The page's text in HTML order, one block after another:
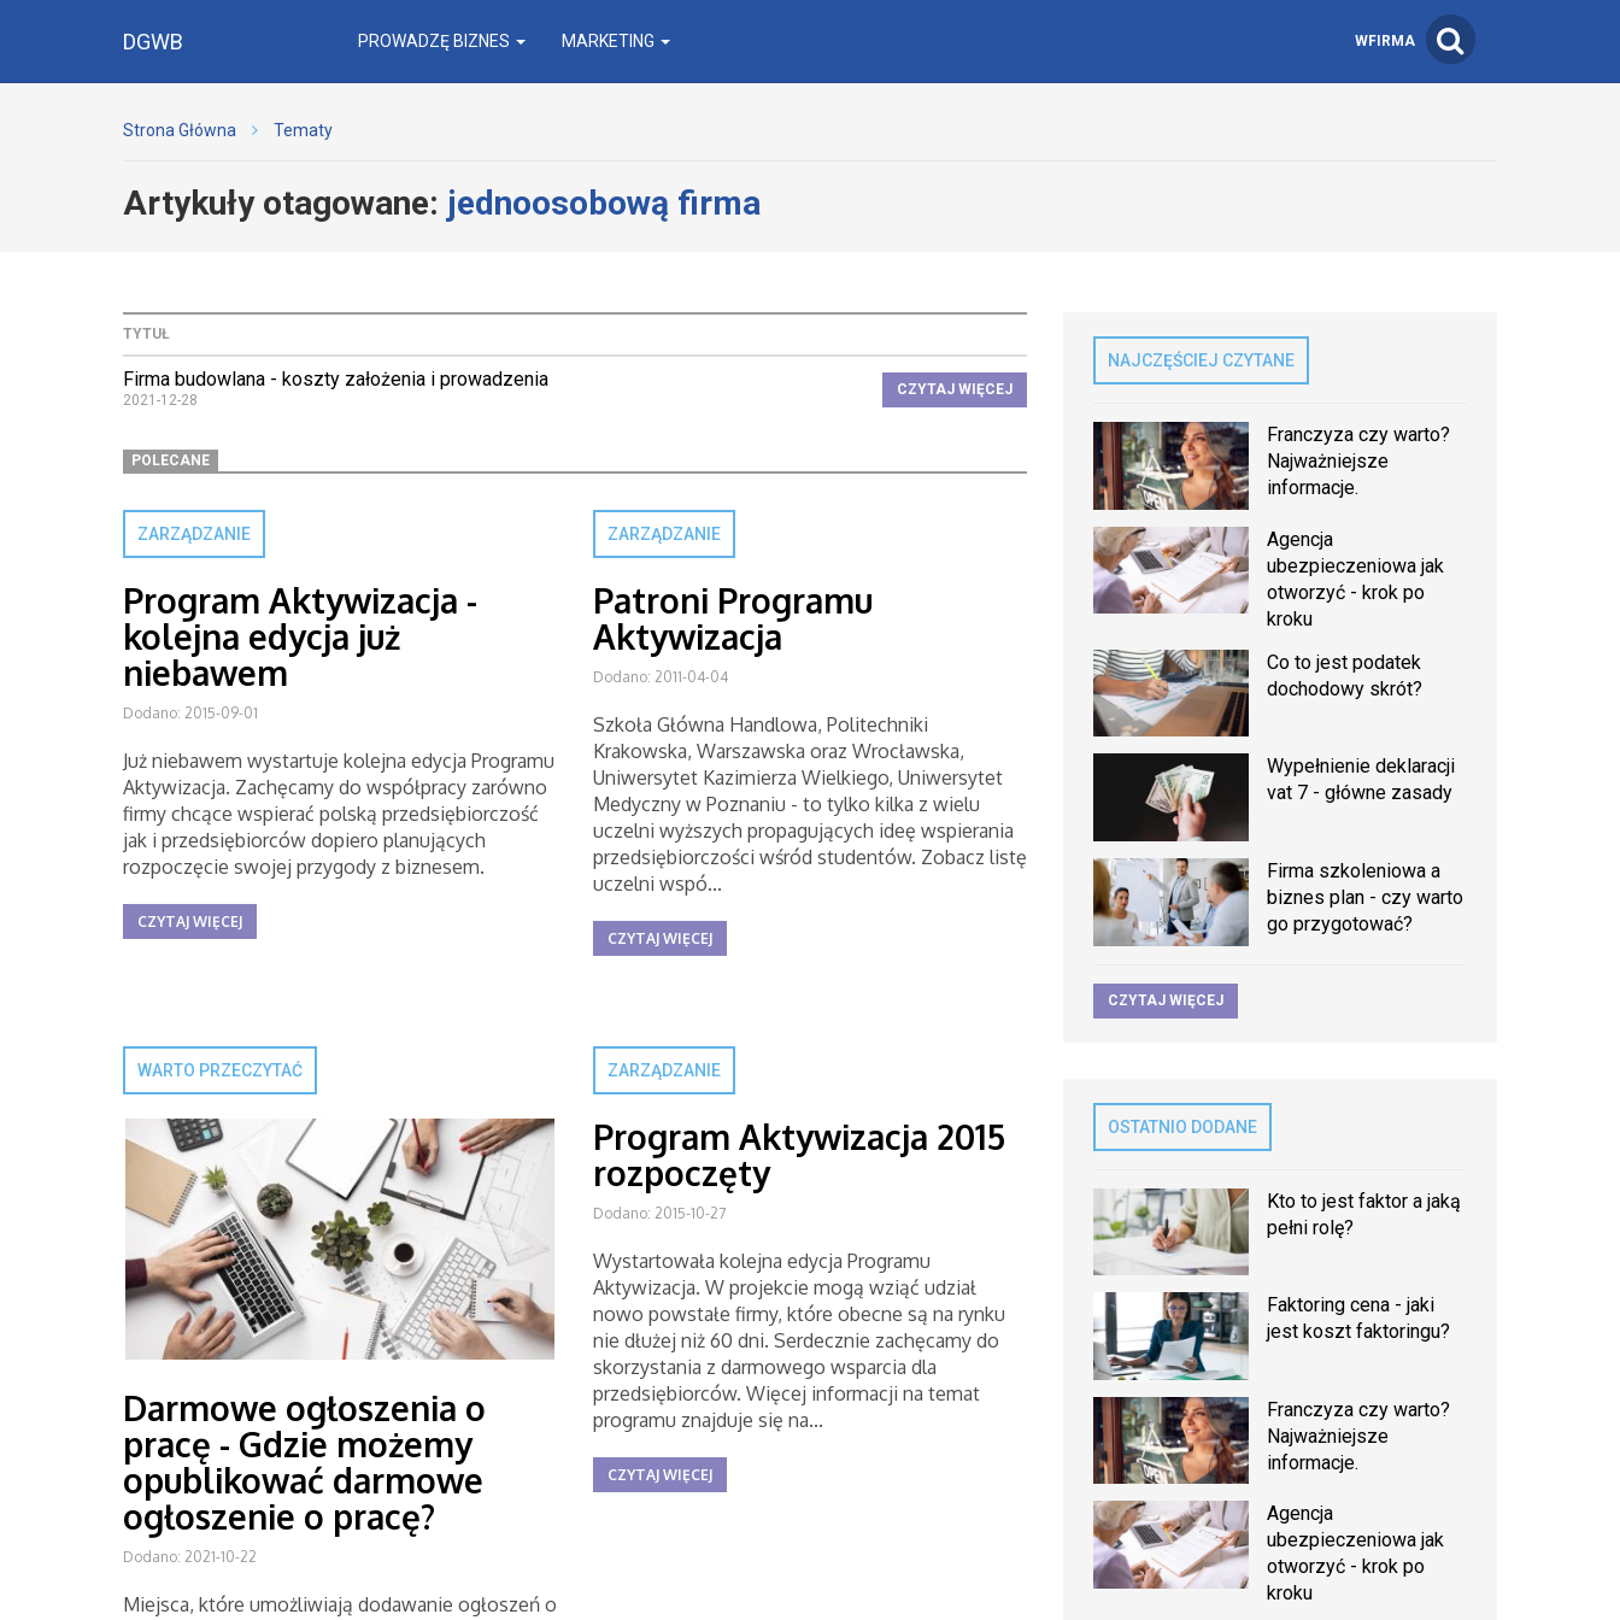
DGWB PROWADZĘ BIZNES MARKETING WFIRMA
Strona Główna Tematy
Artykuły otagowane: jednoosobową firma
TYTUŁ
Firma budowlana - koszty założenia i prowadzenia
2021-12-28
CZYTAJ WIĘCEJ
POLECANE
ZARZĄDZANIE
Program Aktywizacja -
kolejna edycja już
niebawem
Dodano: 2015-09-01
Już niebawem wystartuje kolejna edycja Programu
Aktywizacja. Zachęcamy do współpracy zarówno
firmy chcące wspierać polską przedsiębiorczość
jak i przedsiębiorców dopiero planujących
rozpoczęcie swojej przygody z biznesem.
CZYTAJ WIĘCEJ
ZARZĄDZANIE
Patroni Programu
Aktywizacja
Dodano: 2011-04-04
Szkoła Główna Handlowa, Politechniki
Krakowska, Warszawska oraz Wrocławska,
Uniwersytet Kazimierza Wielkiego, Uniwersytet
Medyczny w Poznaniu - to tylko kilka z wielu
uczelni wyższych propagujących ideę wspierania
przedsiębiorczości wśród studentów. Zobacz listę
uczelni wspó...
CZYTAJ WIĘCEJ
WARTO PRZECZYTAĆ
Darmowe ogłoszenia o
pracę - Gdzie możemy
opublikować darmowe
ogłoszenie o pracę?
Dodano: 2021-10-22
Miejsca, które umożliwiają dodawanie ogłoszeń o
ZARZĄDZANIE
Program Aktywizacja 2015
rozpoczęty
Dodano: 2015-10-27
Wystartowała kolejna edycja Programu
Aktywizacja. W projekcie mogą wziąć udział
nowo powstałe firmy, które obecne są na rynku
nie dłużej niż 60 dni. Serdecznie zachęcamy do
skorzystania z darmowego wsparcia dla
przedsiębiorców. Więcej informacji na temat
programu znajduje się na...
CZYTAJ WIĘCEJ
NAJCZĘŚCIEJ CZYTANE
Franczyza czy warto?
Najważniejsze
informacje.
Agencja
ubezpieczeniowa jak
otworzyć - krok po
kroku
Co to jest podatek
dochodowy skrót?
Wypełnienie deklaracji
vat 7 - główne zasady
Firma szkoleniowa a
biznes plan - czy warto
go przygotować?
CZYTAJ WIĘCEJ
OSTATNIO DODANE
Kto to jest faktor a jaką
pełni rolę?
Faktoring cena - jaki
jest koszt faktoringu?
Franczyza czy warto?
Najważniejsze
informacje.
Agencja
ubezpieczeniowa jak
otworzyć - krok po
kroku